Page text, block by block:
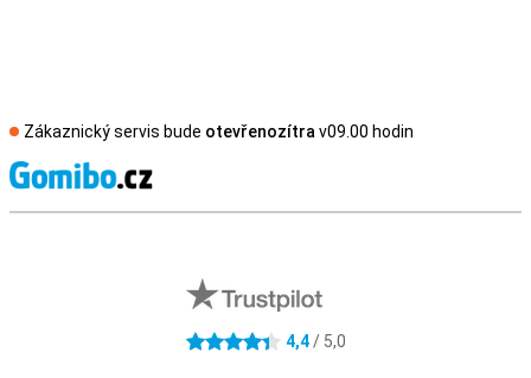
Zákaznický servis bude otevřenozítra v09.00 hodin
4.4 hvězdičky4,4/ 5,0